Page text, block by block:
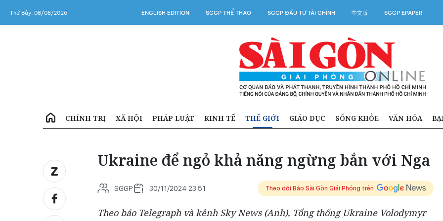
Thứ Bảy, 08/08/2026 ENGLISH EDITION SGGP THỂ THAO SGGP ĐẦU TƯ TÀI CHÍNH 中文版 SGGP EPAPER
CHÍNH TRỊ XÃ HỘI PHÁP LUẬT KINH TẾ THẾ GIỚI GIÁO DỤC SỐNG KHỎE VĂN HÓA
Ukraine để ngỏ khả năng ngừng bắn với Nga
SGGP 30/11/2024 23:51 Theo dõi Báo Sài Gòn Giải Phóng trên
Theo báo Telegraph và kênh Sky News (Anh), Tổng thống Ukraine Volodymyr